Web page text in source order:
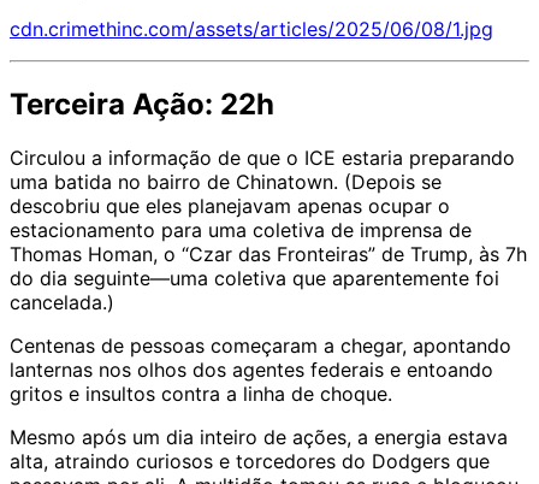
cdn.crimethinc.com/assets/articles/2025/06/08/1.jpg
Terceira Ação: 22h
Circulou a informação de que o ICE estaria preparando
uma batida no bairro de Chinatown. (Depois se
descobriu que eles planejavam apenas ocupar o
estacionamento para uma coletiva de imprensa de
Thomas Homan, o “Czar das Fronteiras” de Trump, às 7h
do dia seguinte—uma coletiva que aparentemente foi
cancelada.)
Centenas de pessoas começaram a chegar, apontando
lanternas nos olhos dos agentes federais e entoando
gritos e insultos contra a linha de choque.
Mesmo após um dia inteiro de ações, a energia estava
alta, atraindo curiosos e torcedores do Dodgers que